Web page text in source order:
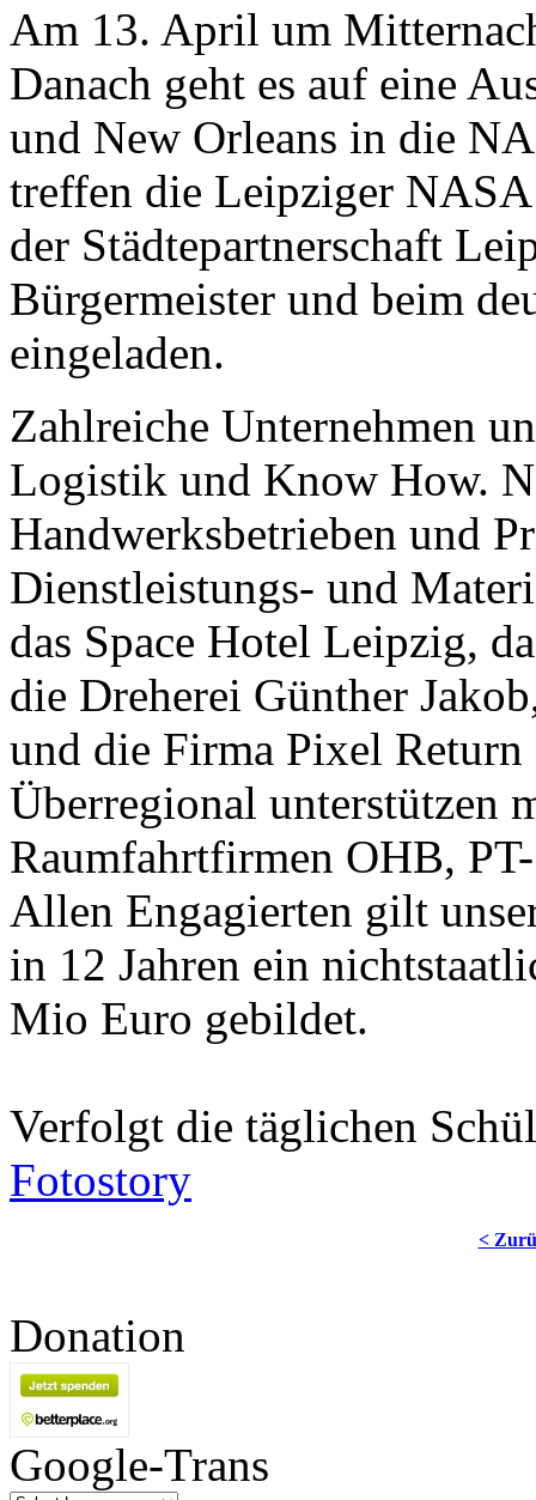
Am 13. April um
Danach geht es auf eine
und New Orleans in die
treffen die Leipziger
der Städtepartnerschaft
Bürgermeister und beim
eingeladen.
Zahlreiche Unternehmen
Logistik und Know How.
Handwerksbetrieben und
Dienstleistungs- und
das Space Hotel Leipzig,
die Dreherei Günther
und die Firma Pixel Return
Überregional unterstützen
Raumfahrtfirmen OHB,
Allen Engagierten gilt
in 12 Jahren ein
Mio Euro gebildet.
Verfolgt die täglichen
Fotostory
<
Donation
Google-Trans